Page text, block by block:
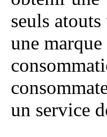
seuls
une
un service